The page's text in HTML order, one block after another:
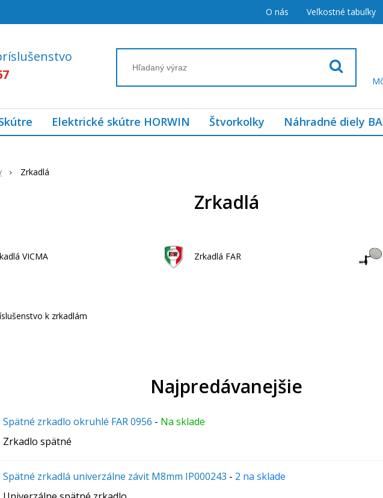
O nás Veľkostné tabuľky
Elektrické skútre HORWIN Štvorkolky Náhradné diely
Zrkadlá
Zrkadlá
VICMA Zrkadlá FAR
k zrkadlám
Najpredávanejšie
Spätné zrkadlo okruhlé FAR 0956 - Na sklade
Zrkadlo spätné
Spätné zrkadlá univerzálne závit M8mm IP000243 - 2 na sklade